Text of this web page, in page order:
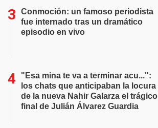
Conmoción: un famoso periodista
fue internado tras un dramático
episodio en vivo
"Esa mina te va a terminar acu...":
los chats que anticipaban la locura
de la nueva Nahir Galarza el trágico
final de Julián Álvarez Guardia